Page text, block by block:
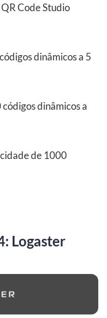
Code Studio
dinâmicos a 5
dinâmicos a
de 1000
Logaster